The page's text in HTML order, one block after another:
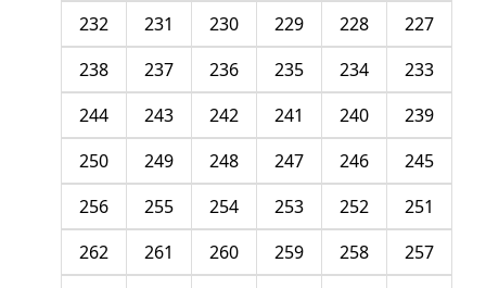
227
228
229
230
231
232
233
234
235
236
237
238
239
240
241
242
243
244
245
246
247
248
249
250
251
252
253
254
255
256
257
258
259
260
261
262